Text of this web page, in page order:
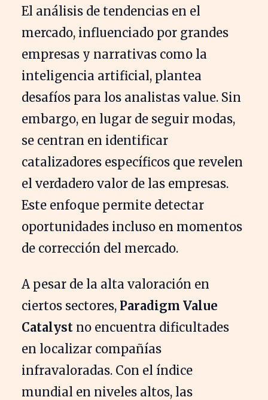
El análisis de tendencias en el
mercado, influenciado por grandes
empresas y narrativas como la
inteligencia artificial, plantea
desafíos para los analistas value. Sin
embargo, en lugar de seguir modas,
se centran en identificar
catalizadores específicos que revelen
el verdadero valor de las empresas.
Este enfoque permite detectar
oportunidades incluso en momentos
de corrección del mercado.
A pesar de la alta valoración en
ciertos sectores, Paradigm Value
Catalyst no encuentra dificultades
en localizar compañías
infravaloradas. Con el índice
mundial en niveles altos, las